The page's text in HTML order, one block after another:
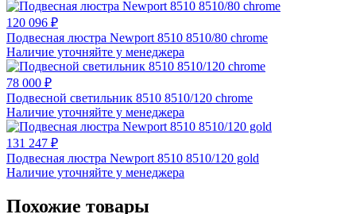
120 096 ₽
Подвесная люстра Newport 8510 8510/80 chrome
Наличие уточняйте у менеджера
78 000 ₽
Подвесной светильник 8510 8510/120 chrome
Наличие уточняйте у менеджера
131 247 ₽
Подвесная люстра Newport 8510 8510/120 gold
Наличие уточняйте у менеджера
Похожие товары